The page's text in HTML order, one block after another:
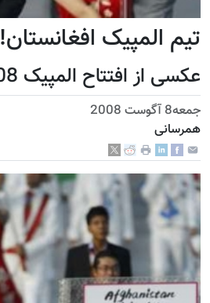
تیم المپیک افغانستان!
عکسی از افتتاح المپیک 2008 / رویترز
جمعه8 آگوست 2008
همرسانی